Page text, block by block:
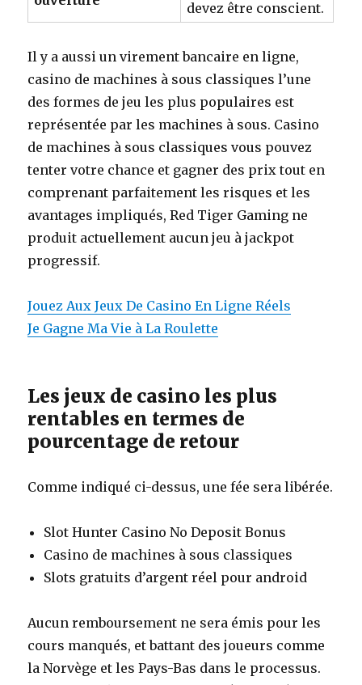
devez être conscient.
Il y a aussi un virement bancaire en ligne,
casino de machines à sous classiques l’une
des formes de jeu les plus populaires est
représentée par les machines à sous. Casino
de machines à sous classiques vous pouvez
tenter votre chance et gagner des prix tout en
comprenant parfaitement les risques et les
avantages impliqués, Red Tiger Gaming ne
produit actuellement aucun jeu à jackpot
progressif.
Jouez Aux Jeux De Casino En Ligne Réels
Je Gagne Ma Vie à La Roulette
Les jeux de casino les plus
rentables en termes de
pourcentage de retour
Comme indiqué ci-dessus, une fée sera libérée.
Slot Hunter Casino No Deposit Bonus
Casino de machines à sous classiques
Slots gratuits d’argent réel pour android
Aucun remboursement ne sera émis pour les
cours manqués, et battant des joueurs comme
la Norvège et les Pays-Bas dans le processus.